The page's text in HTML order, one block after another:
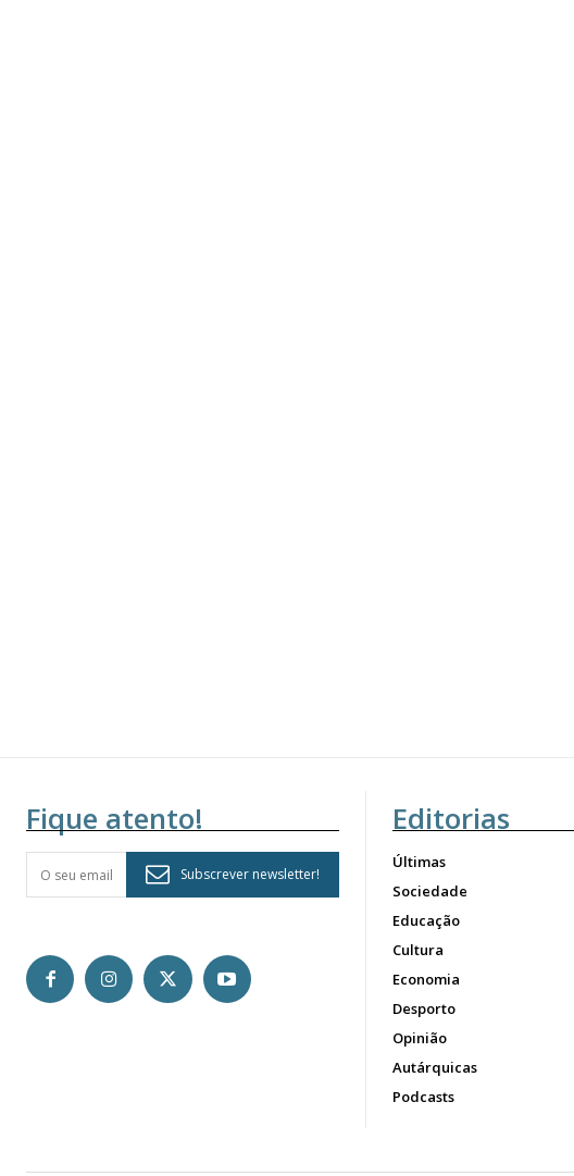
Fique atento!
Subscrever newsletter!
Editorias
Últimas
Sociedade
Educação
Cultura
Economia
Desporto
Opinião
Autárquicas
Podcasts